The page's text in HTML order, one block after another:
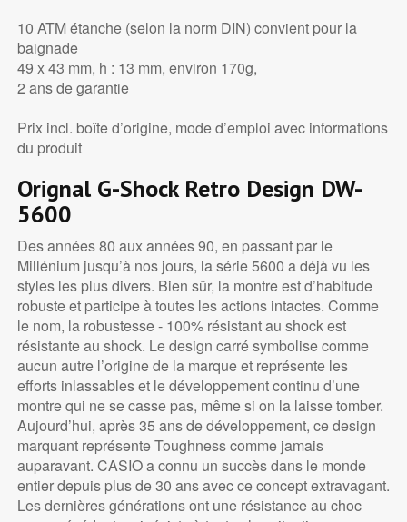
10 ATM étanche (selon la norm DIN) convient pour la
baignade
49 x 43 mm, h : 13 mm, environ 170g,
2 ans de garantie
Prix incl. boîte d’origine, mode d’emploi avec informations
du produit
Orignal G-Shock Retro Design DW-
5600
Des années 80 aux années 90, en passant par le
Millénium jusqu’à nos jours, la série 5600 a déjà vu les
styles les plus divers. Bien sûr, la montre est d’habitude
robuste et participe à toutes les actions intactes. Comme
le nom, la robustesse - 100% résistant au shock est
résistante au shock. Le design carré symbolise comme
aucun autre l’origine de la marque et représente les
efforts inlassables et le développement continu d’une
montre qui ne se casse pas, même si on la laisse tomber.
Aujourd’hui, après 35 ans de développement, ce design
marquant représente Toughness comme jamais
auparavant. CASIO a connu un succès dans le monde
entier depuis plus de 30 ans avec ce concept extravagant.
Les dernières générations ont une résistance au choc